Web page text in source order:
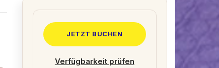
JETZT BUCHEN
Verfügbarkeit prüfen